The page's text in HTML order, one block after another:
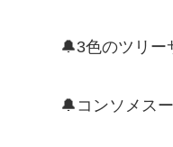
🔔3色のツリー
🔔コンソメス